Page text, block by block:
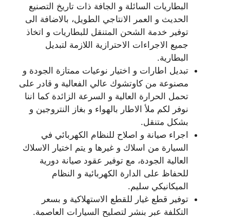
البطاريات السائلة و الجافة ذات تاريخ التصنيع
الحديث و العمر الانتاجي الطويل، بالاضافة الى
توفير خدمة الشحن المتنقل للبطاريات و اتخاذ
جميع الاجراءات الاحترازية اللازمة لتبديل
البطارية.
تبديل اطارات و اختيار نوعيات ممتازة الجودة و
مصنوعة من كاوتشوك عالي الفعالية و قادر على
تحمل الحرارة العالية و السرعة الزائدة كما اننا
نوفر لكم ملأ الاطار بالهواء و بغاز النتروجين و
بشكل متنقل.
اجراء صيانة و اصلاح للنظام الكهربائي في
السيارة من اسلاك و غيرها و يتم اختيار الاسلاك
العالية الجودة، مع توفير عقود صيانة دورية
للحفاظ على الدارة الكهربائية و النظام
الميكانيكي سليم.
توفير قطع غيار للقطع الاستهلاكية و بسعر
التكلفة عبر بنشر لتصليح السيارات العاصمة.